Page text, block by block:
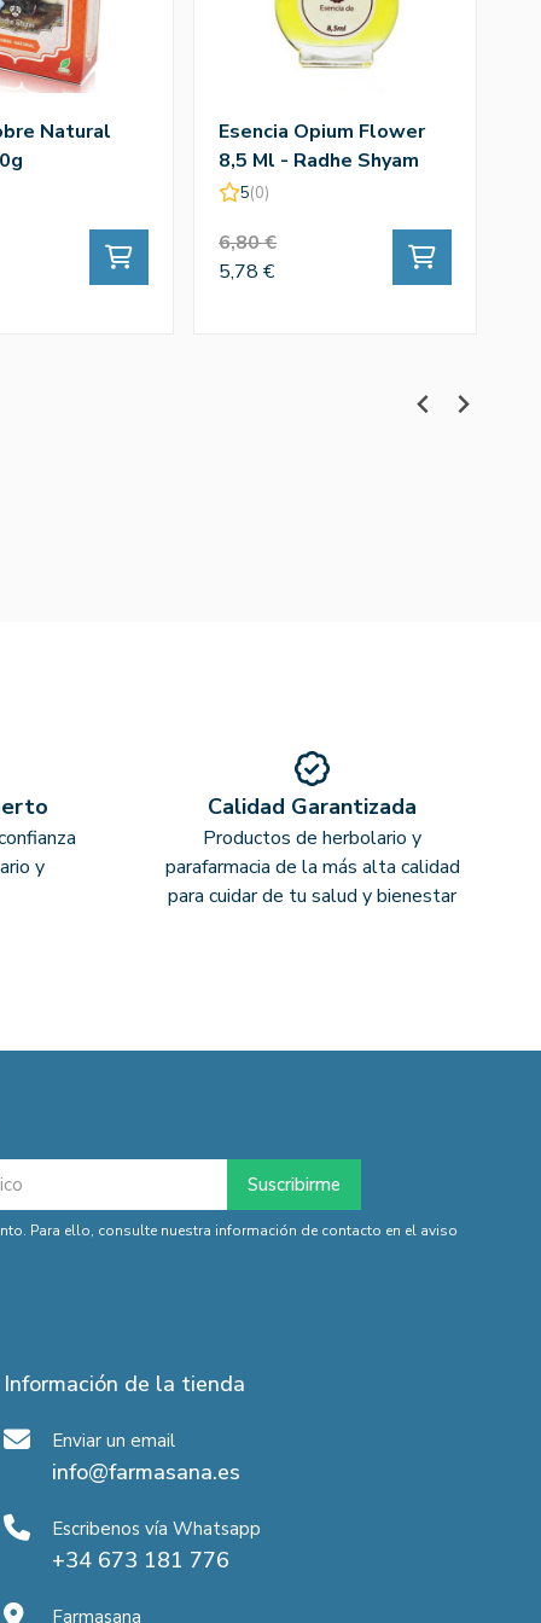
Natural
Esencia Opium Flower
8,5 Ml - Radhe Shyam
5(0)
6,80 €
5,78 €
y
Calidad Garantizada
Productos de herbolario y
parafarmacia de la más alta calidad
para cuidar de tu salud y bienestar
Para ello, consulte nuestra información de contacto en el aviso
Información de la tienda
Enviar un email
info@farmasana.es
Escribenos vía Whatsapp
+34 673 181 776
Farmasana